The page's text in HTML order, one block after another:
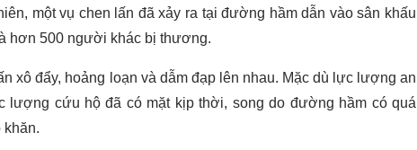
một vụ chen lấn đã xảy ra tại đường hầm dẫn vào sân khấu
hơn 500 người khác bị thương.
xô đẩy, hoảng loạn và dẫm đạp lên nhau. Mặc dù lực lượng an
lượng cứu hộ đã có mặt kịp thời, song do đường hầm có quá
khăn.